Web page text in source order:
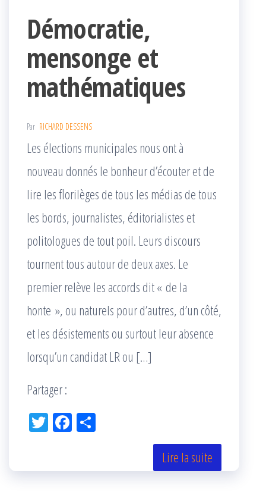
Démocratie,
mensonge et
mathématiques
Par RICHARD DESSENS
Les élections municipales nous ont à
nouveau donnés le bonheur d’écouter et de
lire les florilèges de tous les médias de tous
les bords, journalistes, éditorialistes et
politologues de tout poil. Leurs discours
tournent tous autour de deux axes. Le
premier relève les accords dit « de la
honte », ou naturels pour d’autres, d’un côté,
et les désistements ou surtout leur absence
lorsqu’un candidat LR ou […]
Partager :
Tw Fac
k r
Lire la suite